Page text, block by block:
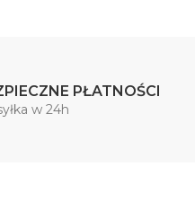
PŁATNOŚCI
w 24h